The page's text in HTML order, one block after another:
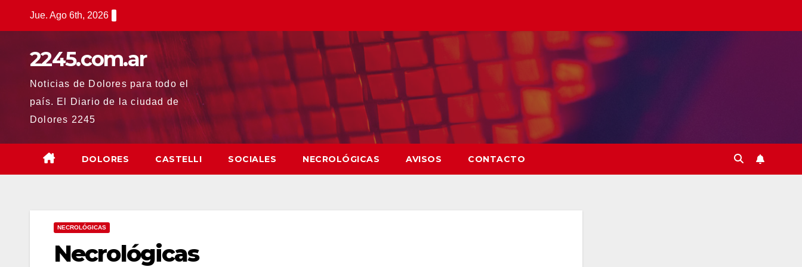
Jue. Ago 6th, 2026
2245.com.ar
Noticias de Dolores para todo el
país. El Diario de la ciudad de
Dolores 2245
DOLORES CASTELLI SOCIALES NECROLÓGICAS AVISOS CONTACTO
NECROLÓGICAS
Necrológicas